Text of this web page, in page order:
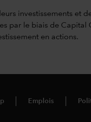
investissements et
par le biais de Capital
en actions.
Emplois